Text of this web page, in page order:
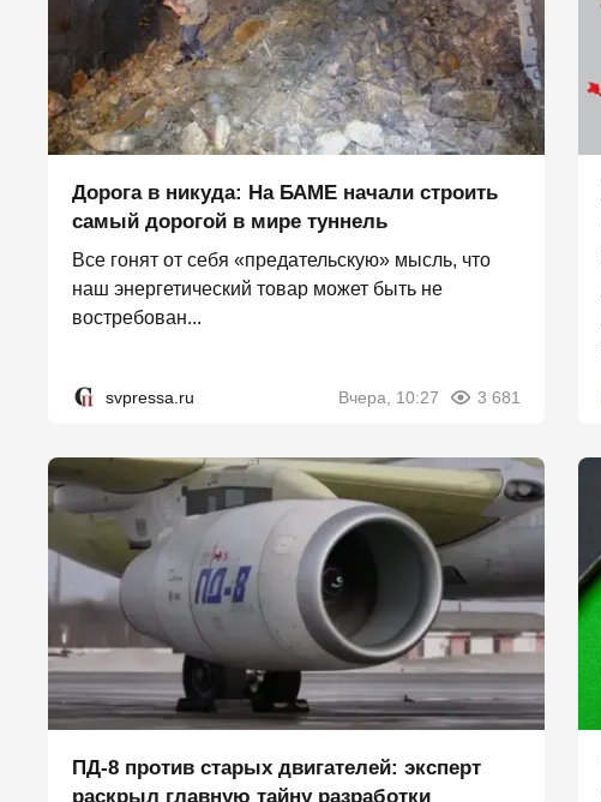
Дорога в никуда: На БАМЕ начали строить
самый дорогой в мире туннель
Все гонят от себя «предательскую» мысль, что
наш энергетический товар может быть не
востребован...
svpressa.ru Вчера, 10:27 3 681
ПД-8 против старых двигателей: эксперт
раскрыл главную тайну разработки